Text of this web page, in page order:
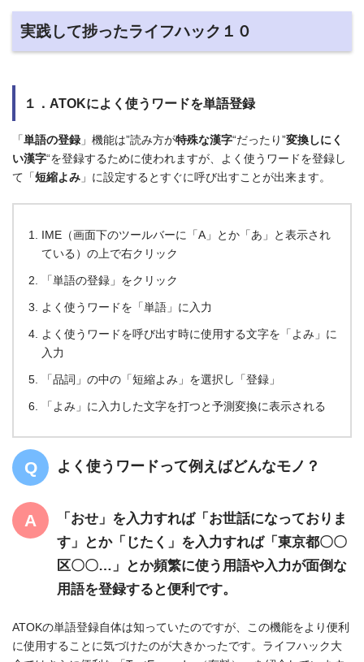
実践して捗ったライフハック１０
１．ATOKによく使うワードを単語登録
「 単語の登録 」機能は”読み方が特殊な漢字“だったり”変換しにく
い漢字“を登録するために使われますが、よく使うワードを登録し
て「 短縮よみ 」に設定するとすぐに呼び出すことが出来ます。
IME（画面下のツールバーに「A」とか「あ」と表示され
ている）の上で右クリック
「単語の登録」をクリック
よく使うワードを「単語」に入力
よく使うワードを呼び出す時に使用する文字を「よみ」に
入力
「品詞」の中の「短縮よみ」を選択し「登録」
「よみ」に入力した文字を打つと予測変換に表示される
よく使うワードって例えばどんなモノ？
「おせ」を入力すれば「お世話になっておりま
す」とか「じたく」を入力すれば「東京都〇〇
区〇〇…」とか頻繁に使う用語や入力が面倒な
用語を登録すると便利です。
ATOKの単語登録自体は知っていたのですが、この機能をより便利
に使用することに気づけたのが大きかったです。ライフハック大